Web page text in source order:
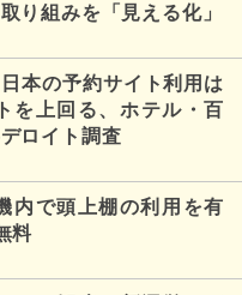
り組みを「見える化」
本の予約サイト利用は
を上回る、ホテル・百
ロイト調査
内で頭上棚の利用を有
料